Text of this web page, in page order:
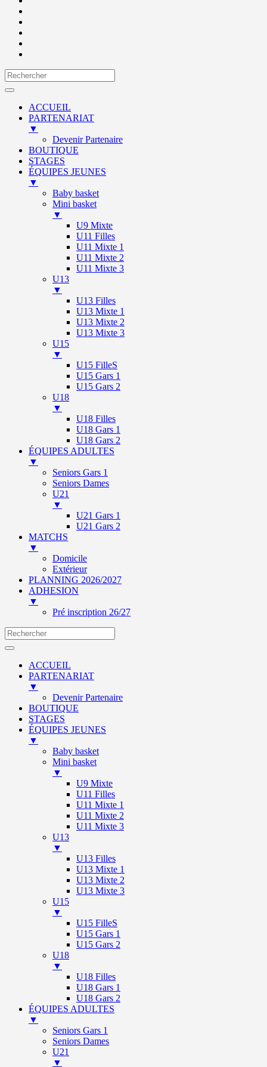
ACCUEIL
PARTENARIAT
▼
Devenir Partenaire
BOUTIQUE
STAGES
ÉQUIPES JEUNES
▼
Baby basket
Mini basket
▼
U9 Mixte
U11 Filles
U11 Mixte 1
U11 Mixte 2
U11 Mixte 3
U13
▼
U13 Filles
U13 Mixte 1
U13 Mixte 2
U13 Mixte 3
U15
▼
U15 FilleS
U15 Gars 1
U15 Gars 2
U18
▼
U18 Filles
U18 Gars 1
U18 Gars 2
ÉQUIPES ADULTES
▼
Seniors Gars 1
Seniors Dames
U21
▼
U21 Gars 1
U21 Gars 2
MATCHS
▼
Domicile
Extérieur
PLANNING 2026/2027
ADHESION
▼
Pré inscription 26/27
ACCUEIL
PARTENARIAT
▼
Devenir Partenaire
BOUTIQUE
STAGES
ÉQUIPES JEUNES
▼
Baby basket
Mini basket
▼
U9 Mixte
U11 Filles
U11 Mixte 1
U11 Mixte 2
U11 Mixte 3
U13
▼
U13 Filles
U13 Mixte 1
U13 Mixte 2
U13 Mixte 3
U15
▼
U15 FilleS
U15 Gars 1
U15 Gars 2
U18
▼
U18 Filles
U18 Gars 1
U18 Gars 2
ÉQUIPES ADULTES
▼
Seniors Gars 1
Seniors Dames
U21
▼